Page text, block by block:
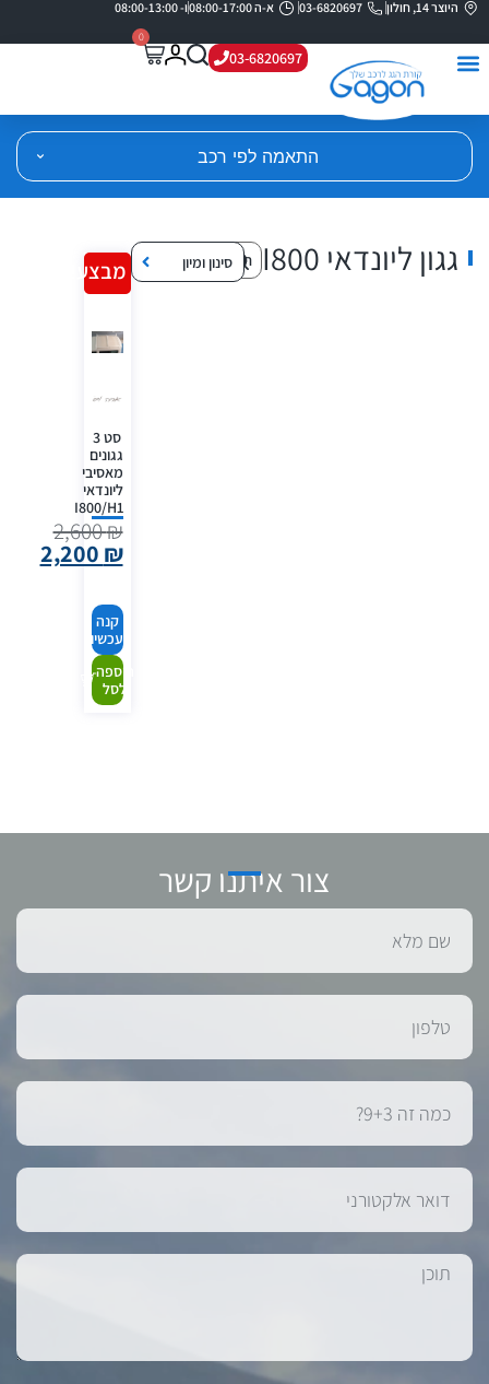
היוצר 14, חולון 03-6820697 א-ה 08:00-17:00 ו- 08:00-13:00
03-6820697
0
התאמה לפי רכב
גגון ליונדאי I800 סינון ומיון
סט 3
גגונים
מאסיבי
ליונדאי
I800/H1
2,600₪
2,200 ₪
קנה
עכשיו
הוספה
לסל
מבצע!
צור איתנו קשר